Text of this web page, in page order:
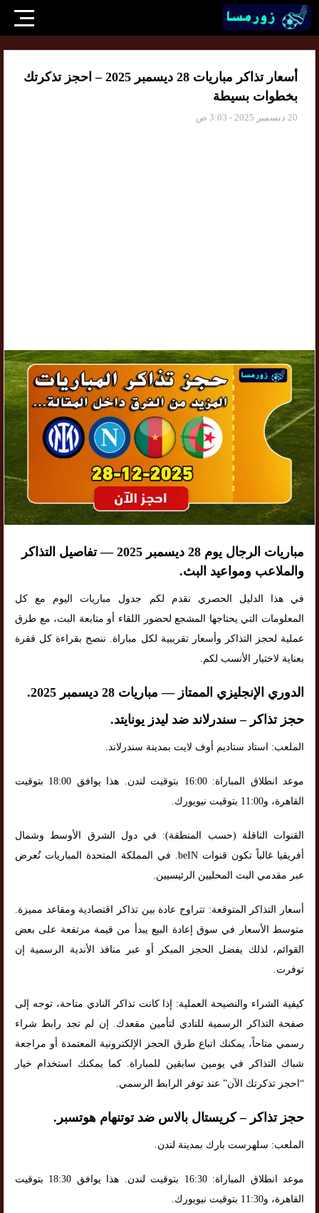
أسعار تذاكر مباريات 28 ديسمبر 2025 – احجز تذكرتك
بخطوات بسيطة
20 ديسمبر 2025 - 3:03 ص
مباريات الرجال يوم 28 ديسمبر 2025 — تفاصيل التذاكر
والملاعب ومواعيد البث.
في هذا الدليل الحصري نقدم لكم جدول مباريات اليوم مع كل
المعلومات التي يحتاجها المشجع لحضور اللقاء أو متابعة البث، مع طرق
عملية لحجز التذاكر وأسعار تقريبية لكل مباراة. ننصح بقراءة كل فقرة
بعناية لاختيار الأنسب لكم.
الدوري الإنجليزي الممتاز — مباريات 28 ديسمبر 2025.
حجز تذاكر – سندرلاند ضد ليدز يونايتد.
الملعب: استاد ستاديم أوف لايت بمدينة سندرلاند.
موعد انطلاق المباراة: 16:00 بتوقيت لندن. هذا يوافق 18:00 بتوقيت
القاهرة، و11:00 بتوقيت نيويورك.
القنوات الناقلة (حسب المنطقة): في دول الشرق الأوسط وشمال
أفريقيا غالباً تكون قنوات beIN. في المملكة المتحدة المباريات تُعرض
عبر مقدمي البث المحليين الرئيسيين.
أسعار التذاكر المتوقعة: تتراوح عادة بين تذاكر اقتصادية ومقاعد مميزة.
متوسط الأسعار في سوق إعادة البيع يبدأ من قيمة مرتفعة على بعض
القوائم، لذلك يفضل الحجز المبكر أو عبر منافذ الأندية الرسمية إن
توفرت.
كيفية الشراء والنصيحة العملية: إذا كانت تذاكر النادي متاحة، توجه إلى
صفحة التذاكر الرسمية للنادي لتأمين مقعدك. إن لم تجد رابط شراء
رسمي متاحاً، يمكنك اتباع طرق الحجز الإلكترونية المعتمدة أو مراجعة
شباك التذاكر في يومين سابقين للمباراة. كما يمكنك استخدام خيار
“احجز تذكرتك الآن” عند توفر الرابط الرسمي.
حجز تذاكر – كريستال بالاس ضد توتنهام هوتسبر.
الملعب: سلهرست بارك بمدينة لندن.
موعد انطلاق المباراة: 16:30 بتوقيت لندن. هذا يوافق 18:30 بتوقيت
القاهرة، و11:30 بتوقيت نيويورك.